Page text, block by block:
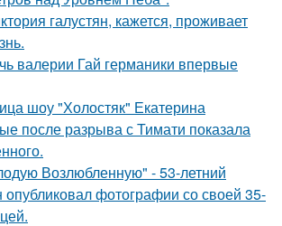
галустян, кажется, проживает
валерии Гай германики впервые
шоу "Холостяк" Екатерина
после разрыва с Тимати показала
Возлюбленную" - 53-летний
опубликовал фотографии со своей 35-